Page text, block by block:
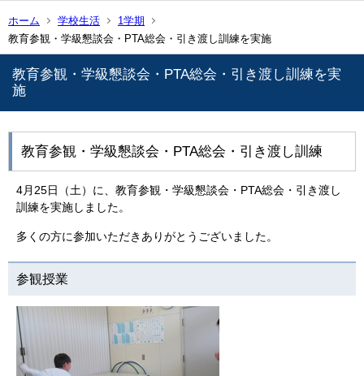
ホーム 学校生活
1学期
教育参観・学級懇談会・PTA総会・引き渡し訓練を実施
教育参観・学級懇談会・PTA総会・引き渡し訓練を実
施
教育参観・学級懇談会・PTA総会・引き渡し訓練
4月25日（土）に、教育参観・学級懇談会・PTA総会・引き渡し
訓練を実施しました。
多くの方に参加いただきありがとうございました。
参観授業